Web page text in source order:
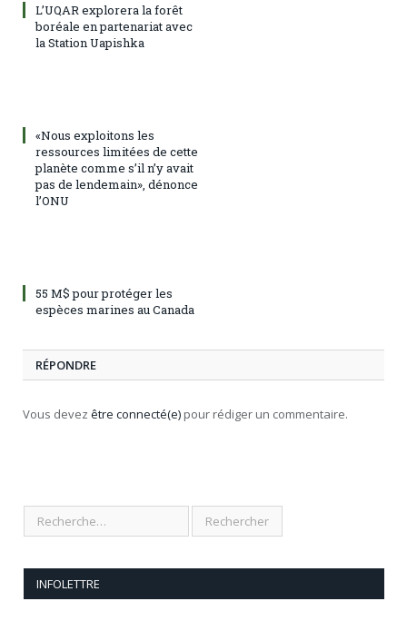
L’UQAR explorera la forêt
boréale en partenariat avec
la Station Uapishka
«Nous exploitons les
ressources limitées de cette
planète comme s’il n’y avait
pas de lendemain», dénonce
l’ONU
55 M$ pour protéger les
espèces marines au Canada
RÉPONDRE
Vous devez être connecté(e) pour rédiger un commentaire.
INFOLETTRE